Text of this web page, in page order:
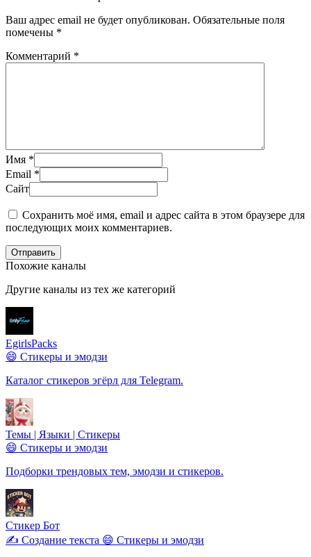
Ваш адрес email не будет опубликован. Обязательные поля
помечены *
Комментарий *
Имя *
Email *
Сайт
Сохранить моё имя, email и адрес сайта в этом браузере для
последующих моих комментариев.
Отправить
Похожие каналы
Другие каналы из тех же категорий
EgirlsPacks
😄 Стикеры и эмодзи
Каталог стикеров эгёрл для Telegram.
Темы | Языки | Стикеры
😄 Стикеры и эмодзи
Подборки трендовых тем, эмодзи и стикеров.
Стикер Бот
✍️ Создание текста 😄 Стикеры и эмодзи